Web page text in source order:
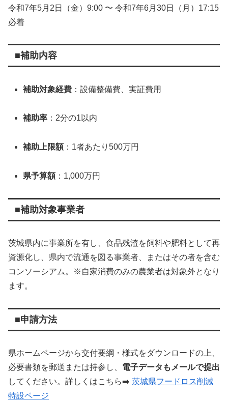
令和7年5月 2 日（金） 9:00 〜 令和7年6月 30日（ 月） 17:15
必着
■補助内容
補助対象経費 ：設備整備費、実証費用
補助率 ： 2分の1 以内
補助 上限額： 1者あたり500万円
県予算額： 1,000万円
■補助対象事業者
茨城県内に事業所を有し、 食品残渣を飼料や肥料として再
資源化し、 県内で流通 を図る事業者、 またはその者を含む
コンソーシアム。
※ 自家消費のみの農業者は対象外となり
ます。
■申請方法
県ホームページから交付要綱・ 様式をダウンロードの 上、
必要書類を郵送 または持参 し、 電子データ も メールで提出
して ください。 詳しく はこちら➡️ 茨城県フード ロス削減
特設ページ